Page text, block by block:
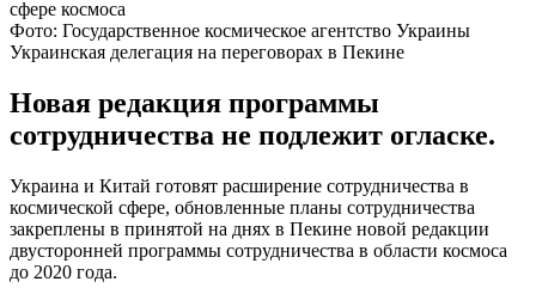
Фото: Государственное космическое агентство Украины
Украинская делегация на переговорах в Пекине
Новая редакция программы
сотрудничества не подлежит огласке.
Украина и Китай готовят расширение сотрудничества в
космической сфере, обновленные планы сотрудничества
закреплены в принятой на днях в Пекине новой редакции
двусторонней программы сотрудничества в области космоса
до 2020 года.